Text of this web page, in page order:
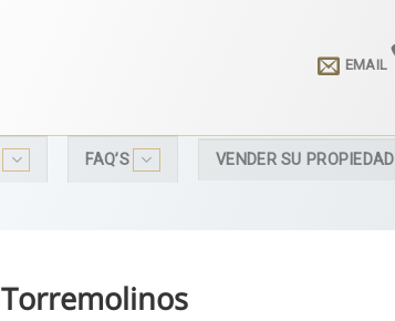
EMAIL
FAQ’S VENDER SU PROPIEDAD
Torremolinos